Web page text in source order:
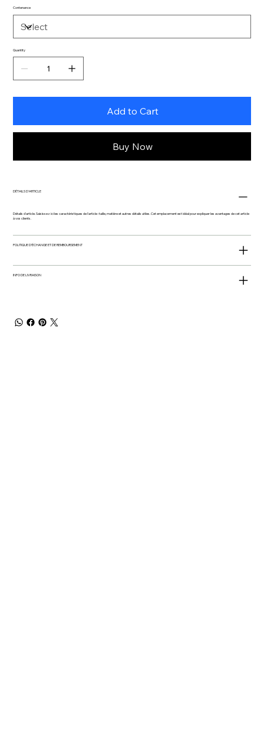
Contenance
Quantity
Add to Cart
Buy Now
DÉTAILS D'ARTICLE
Détails d'article. Saisissez ici les caractéristiques de l'article : taille, matière et autres détails utiles. Cet emplacement est idéal pour expliquer les avantages de cet article
à vos clients.
POLITIQUE D'ÉCHANGE ET DE REMBOURSEMENT
INFO DE LIVRAISON